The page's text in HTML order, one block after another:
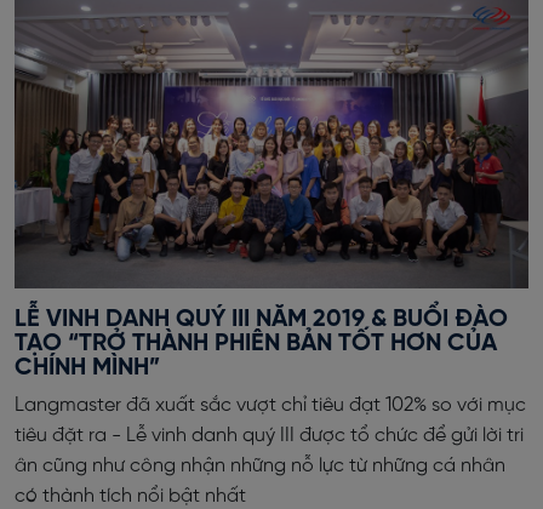
LỄ VINH DANH QUÝ III NĂM 2019 & BUỔI ĐÀO
TẠO “TRỞ THÀNH PHIÊN BẢN TỐT HƠN CỦA
CHÍNH MÌNH”
Langmaster đã xuất sắc vượt chỉ tiêu đạt 102% so với mục
tiêu đặt ra - Lễ vinh danh quý III được tổ chức để gửi lời tri
ân cũng như công nhận những nỗ lực từ những cá nhân
có thành tích nổi bật nhất